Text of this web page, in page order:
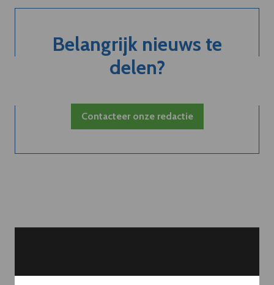
Belangrijk nieuws te
delen?
Contacteer onze redactie